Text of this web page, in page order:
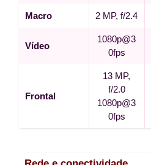
Macro 2 MP, f/2.4
Vídeo
1080p@3
0fps
Frontal
13 MP,
f/2.0
1080p@3
0fps